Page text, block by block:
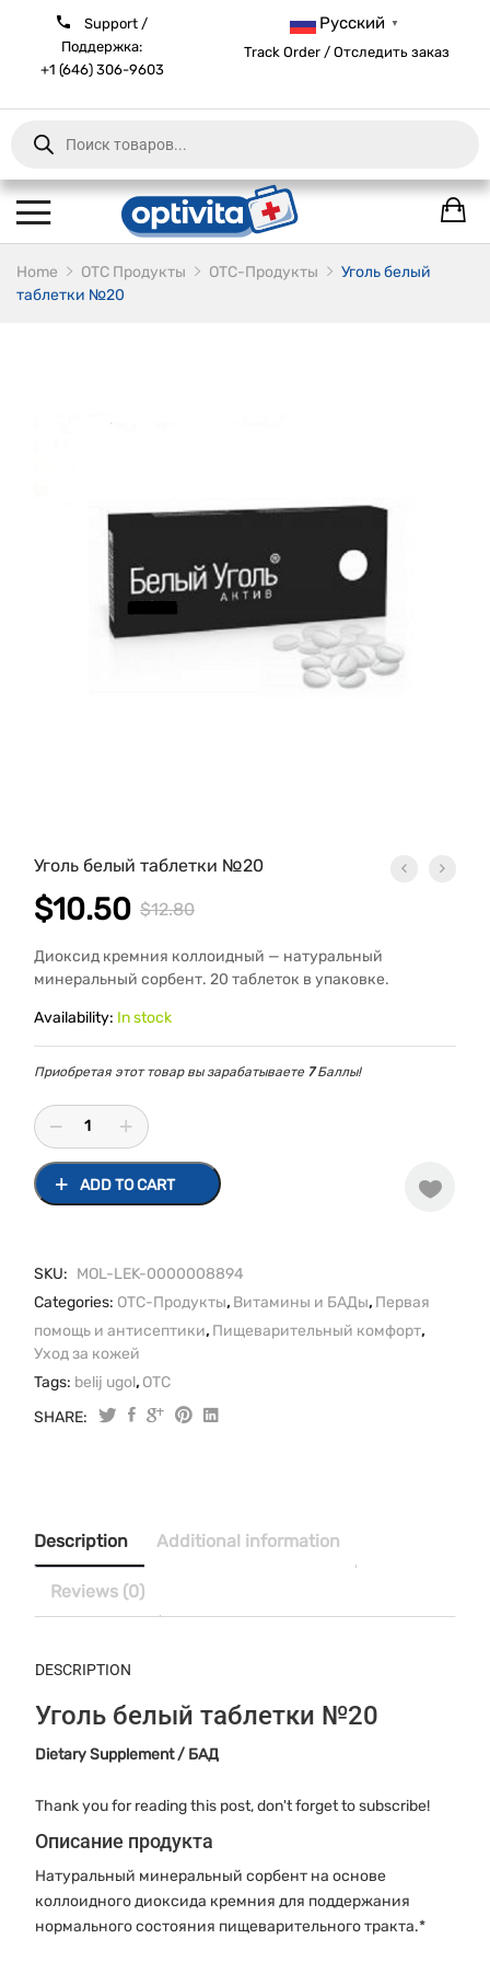
Support /
Поддержка:
+1 (646) 306-9603
Русский ▼
Track Order / Отследить заказ
Products
search
Home ОТС Продукты OTC-Продукты
Уголь белый
таблетки №20
Уголь белый таблетки №20
$12.80
$12.80.
$10.50
$10.50.
Диоксид кремния коллоидный — натуральный
минеральный сорбент. 20 таблеток в упаковке.
Availability: In stock
Приобретая этот товар вы зарабатываете 7Баллы!
quantity
ADD TO CART
SKU: MOL-LEK-0000008894
Categories: OTC-Продукты, Витамины и БАДы, Первая
помощь и антисептики, Пищеварительный комфорт,
Уход за кожей
Tags: belij ugol, OTC
SHARE:
Description Additional information
Reviews (0)
DESCRIPTION
Уголь белый таблетки №20
Dietary Supplement / БАД
Thank you for reading this post, don't forget to subscribe!
Описание продукта
Натуральный минеральный сорбент на основе
коллоидного диоксида кремния для поддержания
нормального состояния пищеварительного тракта.*